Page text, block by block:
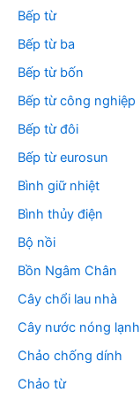
Bếp từ
Bếp từ ba
Bếp từ bốn
Bếp từ công nghiệp
Bếp từ đôi
Bếp từ eurosun
Bình giữ nhiệt
Bình thủy điện
Bộ nồi
Bồn Ngâm Chân
Cây chổi lau nhà
Cây nước nóng lạnh
Chảo chống dính
Chảo từ